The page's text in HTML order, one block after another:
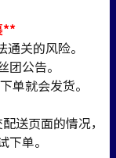
**
关的风险。
公告。
单就会发货。
送页面的情况，
单。